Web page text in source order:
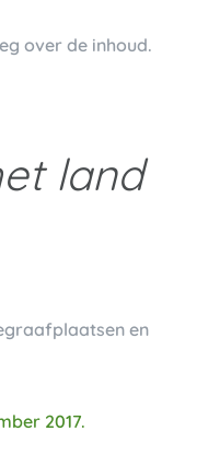
over de inhoud.
land
en
2017.